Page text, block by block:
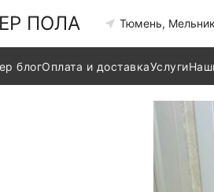
ПОЛА Тюмень,
блогОплата и доставкаУслуги